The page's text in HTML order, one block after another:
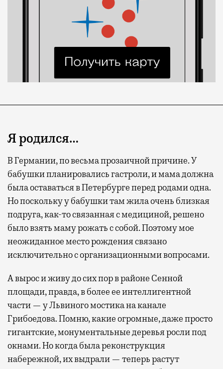
Я родился…
В Германии, по весьма прозаичной причине. У
бабушки планировались гастроли, и мама должна
была оставаться в Петербурге перед родами одна.
Но поскольку у бабушки там жила очень близкая
подруга, как-то связанная с медициной, решено
было взять маму рожать с собой. Поэтому мое
неожиданное место рождения связано
исключительно с организационными вопросами.
А вырос и живу до сих пор в районе Сенной
площади, правда, в более ее интеллигентной
части — у Львиного мостика на канале
Грибоедова. Помню, какие огромные, даже просто
гигантские, монументальные деревья росли под
окнами. Но когда была реконструкция
набережной, их выдрали — теперь растут